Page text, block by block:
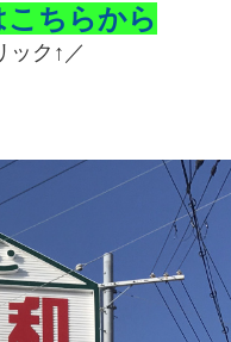
こちらから
ック↑／